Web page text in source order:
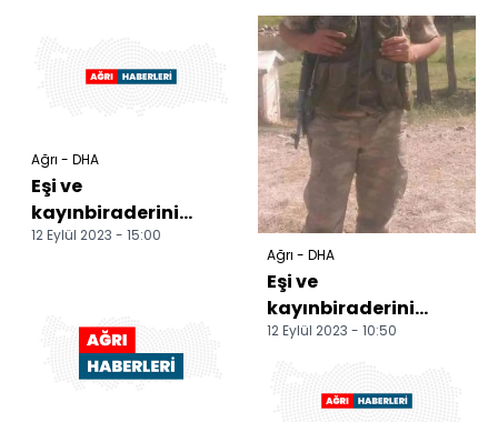
Ağrı - DHA
Eşi ve
kayınbiraderini
öldüren güvenlik
12 Eylül 2023 - 15:00
Ağrı - DHA
Eşi ve
kayınbiraderini
öldüren güvenlik
12 Eylül 2023 - 10:50